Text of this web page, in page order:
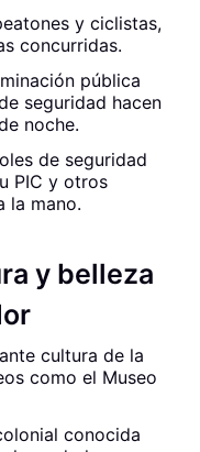
y ciclistas,
concurridas.
pública
seguridad hacen
noche.
de seguridad
PIC y otros
la mano.
y belleza
cultura de la
como el Museo
conocida